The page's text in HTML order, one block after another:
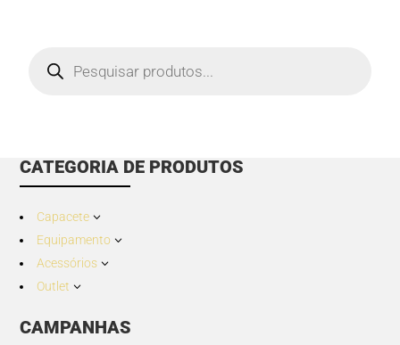
search
CATEGORIA DE PRODUTOS
Capacete 3
Equipamento 3
Acessórios 3
Outlet 3
CAMPANHAS